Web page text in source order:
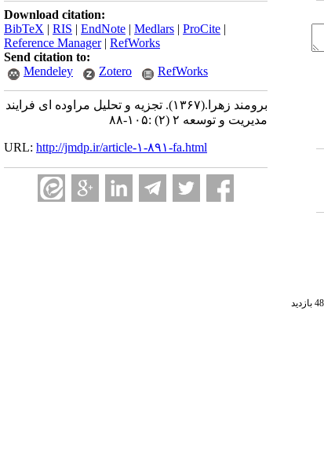
Download citation:
BibTeX | RIS | EndNote | Medlars | ProCite |
Reference Manager| RefWorks
Send citation to:
Mendeley
Zotero RefWorks
برومند زهرا.(۱۳۶۷).
تجزیه و تحلیل مراوده ای فرایند
مدیریت و توسعه ۲ (۲) :۱۰۵-۸۸
URL: http://jmdp.ir/article-۱-۸۹۱-fa.html